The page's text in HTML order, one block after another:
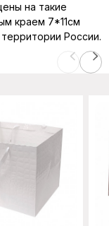
на такие
краем 7*11см
России.